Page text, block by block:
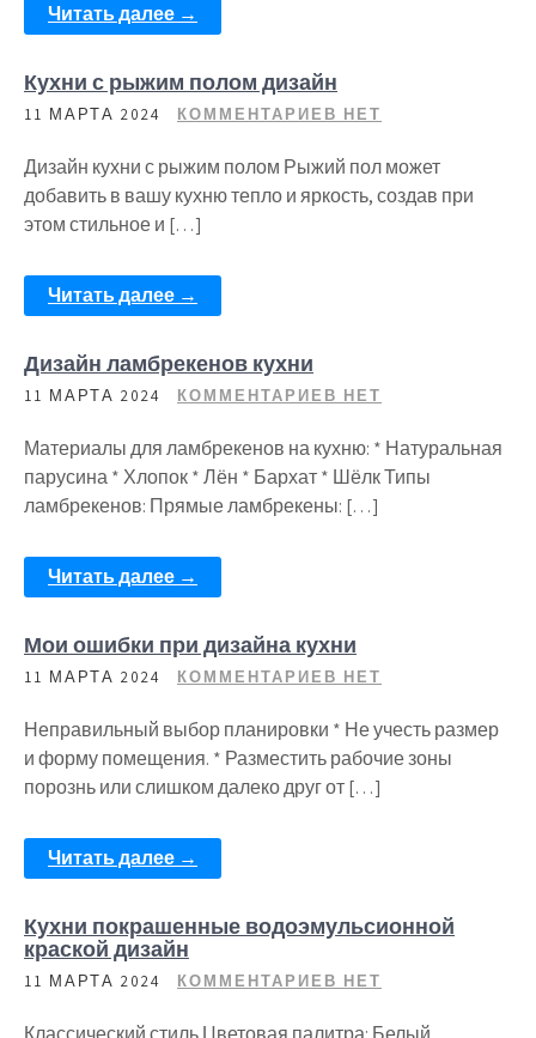
Читать далее →
Кухни с рыжим полом дизайн
11 МАРТА 2024 КОММЕНТАРИЕВ НЕТ
Дизайн кухни с рыжим полом Рыжий пол может
добавить в вашу кухню тепло и яркость, создав при
этом стильное и […]
Читать далее →
Дизайн ламбрекенов кухни
11 МАРТА 2024 КОММЕНТАРИЕВ НЕТ
Материалы для ламбрекенов на кухню: * Натуральная
парусина * Хлопок * Лён * Бархат * Шёлк Типы
ламбрекенов: Прямые ламбрекены: […]
Читать далее →
Мои ошибки при дизайна кухни
11 МАРТА 2024 КОММЕНТАРИЕВ НЕТ
Неправильный выбор планировки * Не учесть размер
и форму помещения. * Разместить рабочие зоны
порознь или слишком далеко друг от […]
Читать далее →
Кухни покрашенные водоэмульсионной
краской дизайн
11 МАРТА 2024 КОММЕНТАРИЕВ НЕТ